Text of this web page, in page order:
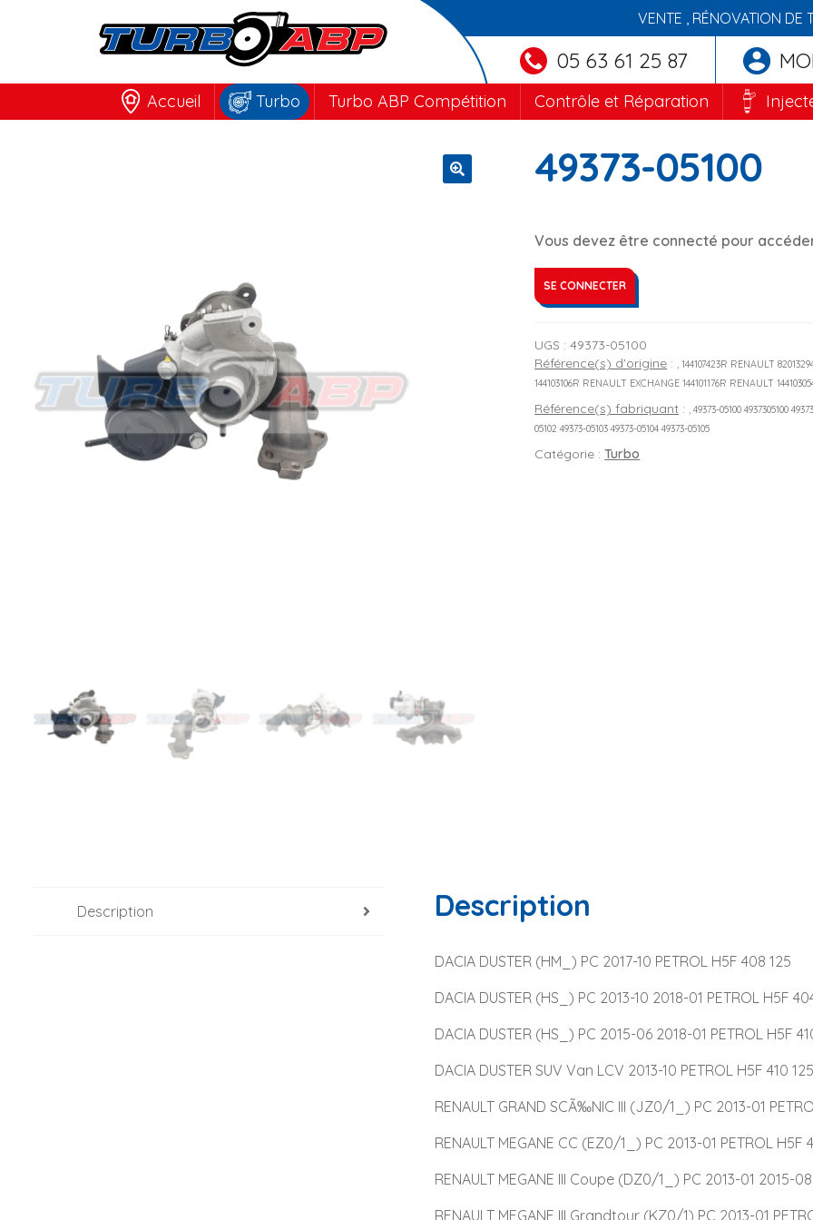
VENTE , RÉNOVATION DE
05 63 61 25 87
Accueil Turbo Turbo ABP Compétition Contrôle et Réparation
49373-05100
Vous devez être connecté pour
SE CONNECTER
UGS :49373-05100
Référence(s) d'origine :
, 144107423R RENAULT
144103106R RENAULT EXCHANGE 144101176R RENAULT
Référence(s) fabriquant :
, 49373-05100 4937305100
05102 49373-05103 49373-05104 49373-05105
Catégorie :Turbo
Description Description
DACIA DUSTER (HM_) PC 2017-10 PETROL H5F 408 125
DACIA DUSTER (HS_) PC 2013-10 2018-01 PETROL H5F
DACIA DUSTER (HS_) PC 2015-06 2018-01 PETROL H5F
DACIA DUSTER SUV Van LCV 2013-10 PETROL H5F 410 125
RENAULT GRAND SCÃ‰NIC III (JZ0/1_) PC 2013-01
RENAULT MEGANE CC (EZ0/1_) PC 2013-01 PETROL H5F
RENAULT MEGANE III Coupe (DZ0/1_) PC 2013-01 2015-
RENAULT MEGANE III Grandtour (KZ0/1) PC 2013-01